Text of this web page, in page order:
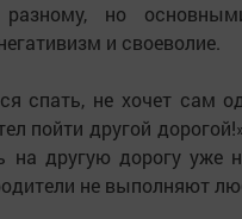
но
и своеволие.
спать, не хочет сам
пойти другой
на другую дорогу уже
не выполняют